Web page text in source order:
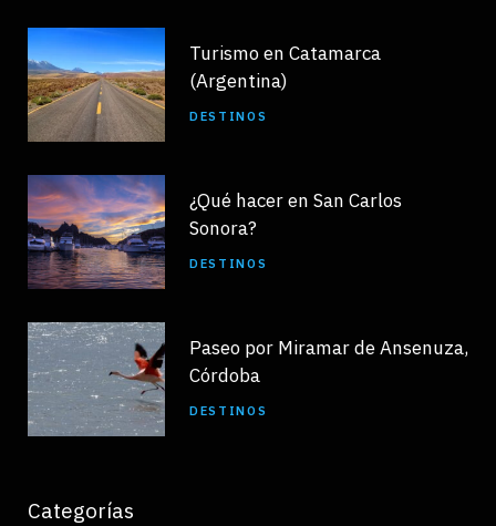
Turismo en Catamarca
(Argentina)
DESTINOS
¿Qué hacer en San Carlos
Sonora?
DESTINOS
Paseo por Miramar de Ansenuza,
Córdoba
DESTINOS
Categorías